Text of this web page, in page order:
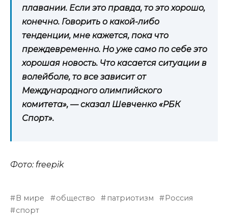
плавании. Если это правда, то это хорошо,
конечно. Говорить о какой-либо
тенденции, мне кажется, пока что
преждевременно. Но уже само по себе это
хорошая новость. Что касается ситуации в
волейболе, то все зависит от
Международного олимпийского
комитета», — сказал Шевченко «РБК
Спорт».
Фото: freepik
В мире общество патриотизм
Россия
спорт